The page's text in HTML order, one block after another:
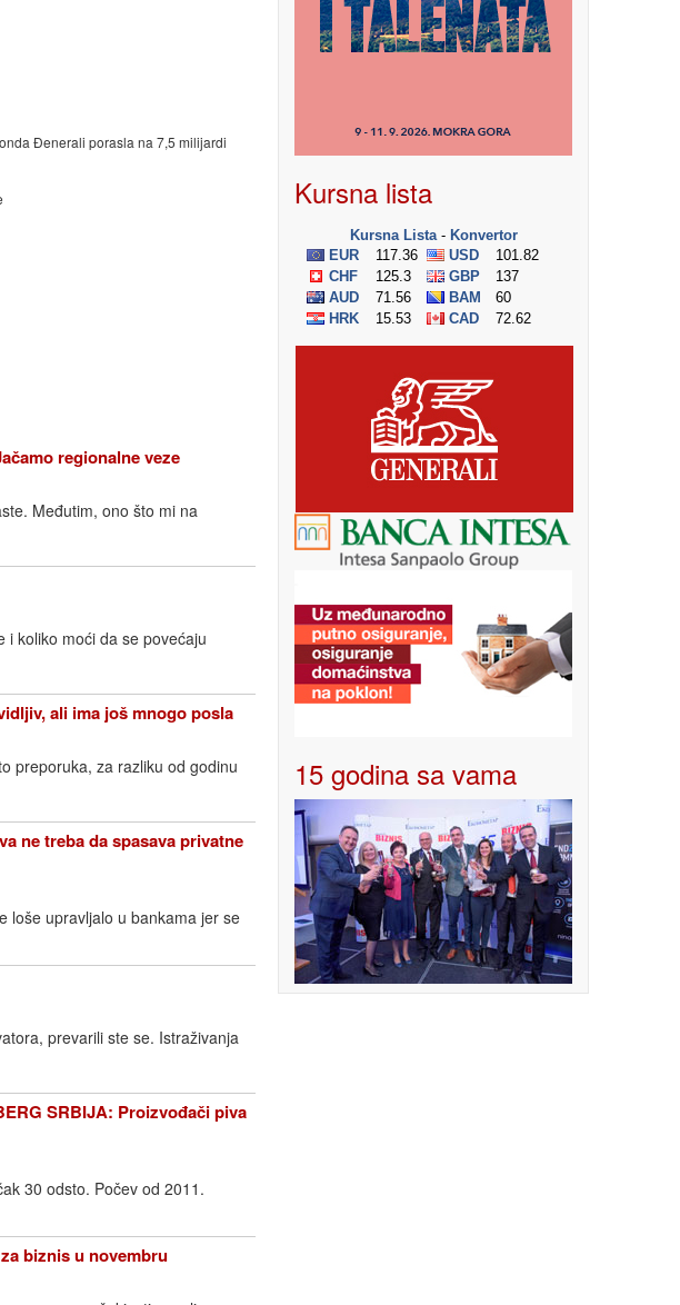
Đenerali porasla na 7,5 milijardi
regionalne veze
Međutim, ono što mi na
i koliko moći da se povećaju
ali ima još mnogo posla
preporuka, za razliku od godinu
ne treba da spasava privatne
loše upravljalo u bankama jer se
prevarili ste se. Istraživanja
SRBIJA: Proizvođači piva
30 odsto. Počev od 2011.
biznis u novembru
Kursna lista
15 godina sa vama